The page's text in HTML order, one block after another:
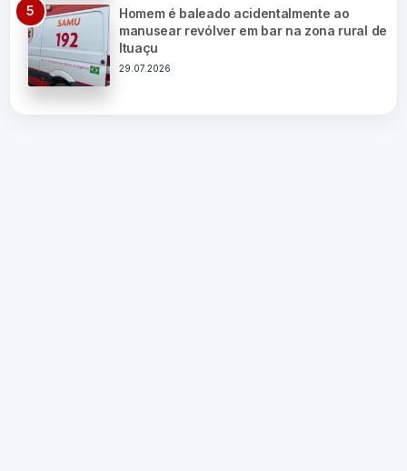
Homem é baleado acidentalmente ao
manusear revólver em bar na zona rural de
Ituaçu
29.07.2026